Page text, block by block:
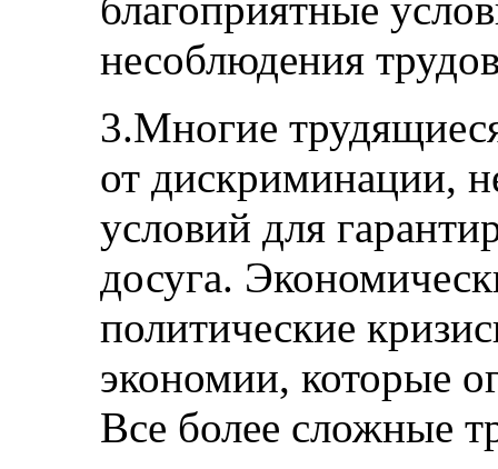
несоблюдения
3.Многие
от дискриминации,
условий для
досуга.
политические
экономии, которые
Все более сложные